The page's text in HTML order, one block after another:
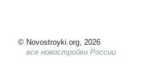
© Novostroyki.org, 2026
все новостройки России